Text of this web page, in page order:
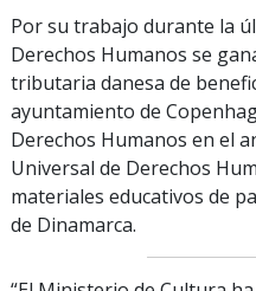
Por su trabajo durante la
Derechos Humanos se
tributaria danesa de
ayuntamiento de
Derechos Humanos en el
Universal de Derechos
materiales educativos de
de Dinamarca.